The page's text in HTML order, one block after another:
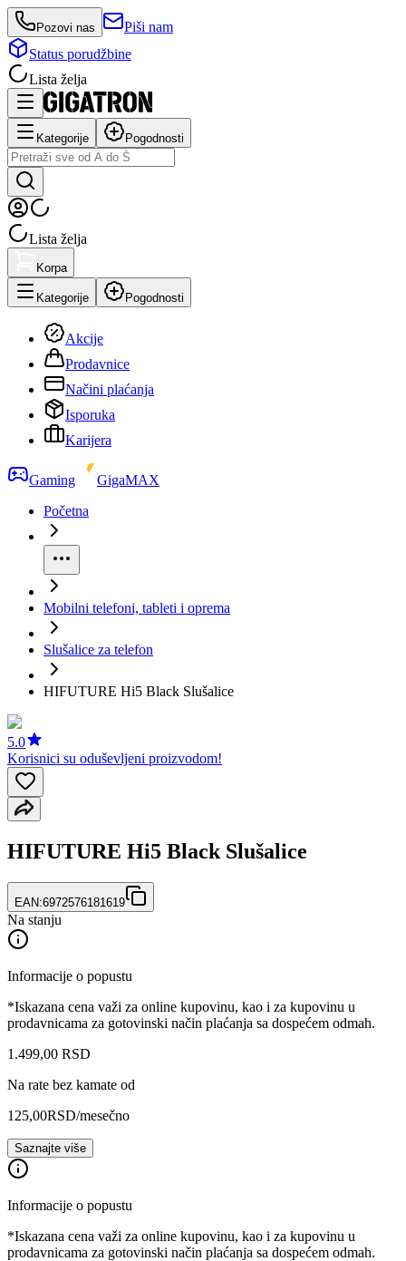
Pozovi nas
Piši nam
Status porudžbine
Lista želja
Kategorije Pogodnosti
Lista želja
Korpa
Kategorije Pogodnosti
Akcije
Prodavnice
Načini plaćanja
Isporuka
Karijera
Gaming
GigaMAX
Početna
Mobilni telefoni, tableti i oprema
Slušalice za telefon
HIFUTURE Hi5 Black Slušalice
5.0
Korisnici su oduševljeni proizvodom!
HIFUTURE Hi5 Black Slušalice
EAN:6972576181619
Na stanju
Informacije o popustu
*Iskazana cena važi za online kupovinu, kao i za kupovinu u
prodavnicama za gotovinski način plaćanja sa dospećem odmah.
1.499,00 RSD
Na rate bez kamate od
125,00RSD/mesečno
Saznajte više
Informacije o popustu
*Iskazana cena važi za online kupovinu, kao i za kupovinu u
prodavnicama za gotovinski način plaćanja sa dospećem odmah.